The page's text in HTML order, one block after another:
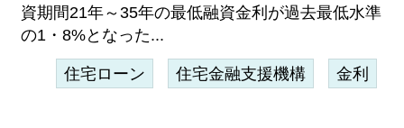
資期間21年～35年の最低融資金利が過去最低水準
の1・8%となった...
住宅ローン 住宅金融支援機構 金利